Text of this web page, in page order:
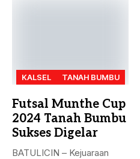
KALSEL TANAH BUMBU
Futsal Munthe Cup
2024 Tanah Bumbu
Sukses Digelar
BATULICIN – Kejuaraan